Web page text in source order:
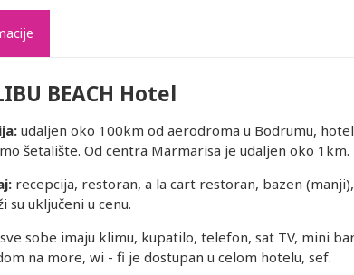
BEACH Hotel
udaljen oko 100km od aerodroma u Bodrumu,
šetalište. Od centra Marmarisa je udaljen oko 1km.
recepcija, restoran, a la cart restoran, bazen
su uključeni u cenu.
sve sobe imaju klimu, kupatilo, telefon, sat TV, mini
na more, wi - fi je dostupan u celom hotelu, sef.